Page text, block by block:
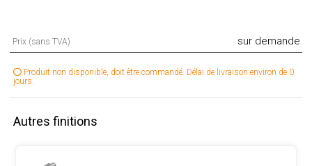
Prix (sans TVA) sur demande
Produit non disponible, doit être commandé. Délai de livraison environ de 0
jours.
Autres finitions